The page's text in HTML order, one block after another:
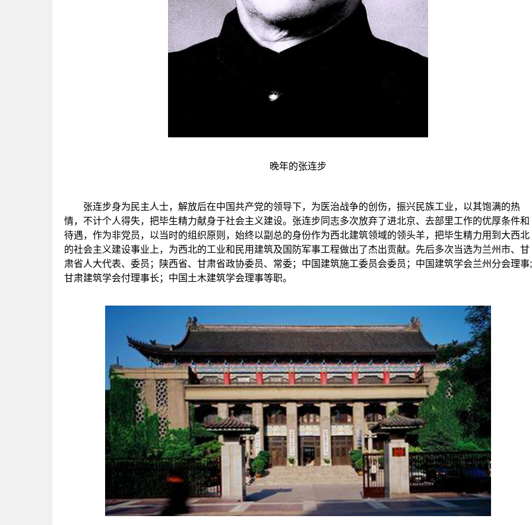
晚年的张连步
张连步身为民主人士，解放后在中国共产党的领导下，为医治战争的创伤，振兴民族工业，以其饱满的热
情，不计个人得失，把毕生精力献身于社会主义建设。张连步同志多次放弃了进北京、去部里工作的优厚条件和
待遇，作为非党员，以当时的组织原则，始终以副总的身份作为西北建筑领域的领头羊，把毕生精力用到大西北
的社会主义建设事业上，为西北的工业和民用建筑及国防军事工程做出了杰出贡献。先后多次当选为兰州市、甘
肃省人大代表、委员；陕西省、甘肃省政协委员、常委；中国建筑施工委员会委员；中国建筑学会兰州分会理事;
甘肃建筑学会付理事长；中国土木建筑学会理事等职。